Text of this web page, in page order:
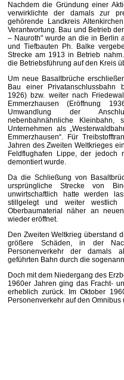
Nachdem die Gründung einer
verwirklichte der damals zur
gehörende Landkreis
Verantwortung. Bau und Betrieb
– Nauroth" wurde an die in Berlin
und Tiefbauten Ph. Balke
Strecke am 1913 in Betrieb
die Betriebsführung auf den Kreis
Um neue Basaltbrüche
Bau einer Privatanschlussbahn
1926) bzw. weiter nach
Emmerzhausen (Eröffnung
Umwandlung der
nebenbahnähnliche
Unternehmen als
Emmerzhausen“. Für
Jahren des Zweiten Weltkrieges
Feldflughafen Lippe, der jedoch
demontiert wurde.
Da die Schließung von
ursprüngliche Strecke von
unwirtschaftlich hatte werden
stillgelegt und weiter westlich
Oberbaumaterial näher an
wieder eröffnet.
Den Zweiten Weltkrieg überstand
größere Schäden, in der
Personenverkehr der damals
geführten Bahn durch die
Doch mit dem Niedergang des
1960er Jahren ging das Fracht-
erheblich zurück. Im Oktober
Personenverkehr auf den Omnibus